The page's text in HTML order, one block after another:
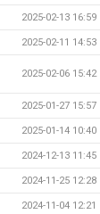
2025-02-13 16:59
2025-02-11 14:53
2025-02-06 15:42
2025-01-27 15:57
2025-01-14 10:40
2024-12-13 11:45
2024-11-25 12:28
2024-11-04 12:21